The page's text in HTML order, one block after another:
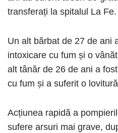
transferați la spitalul La Fe.
Un alt bărbat de 27 de ani
intoxicare cu fum și o
alt tânăr de 26 de ani a
cu fum și a suferit o
Acțiunea rapidă a
sufere arsuri mai grave,